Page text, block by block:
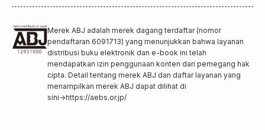
Merek ABJ adalah merek dagang terdaftar (nomor
pendaftaran 6091713) yang menunjukkan bahwa layanan
distribusi buku elektronik dan e-book ini telah
mendapatkan izin penggunaan konten dari pemegang hak
cipta. Detail tentang merek ABJ dan daftar layanan yang
menampilkan merek ABJ dapat dilihat di
sini→https://aebs.or.jp/